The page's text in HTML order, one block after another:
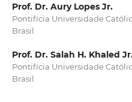
Prof. Dr. Aury Lopes Jr.
Pontifícia Universidade
Brasil
Prof. Dr. Salah H. Khaled
Pontifícia Universidade
Brasil